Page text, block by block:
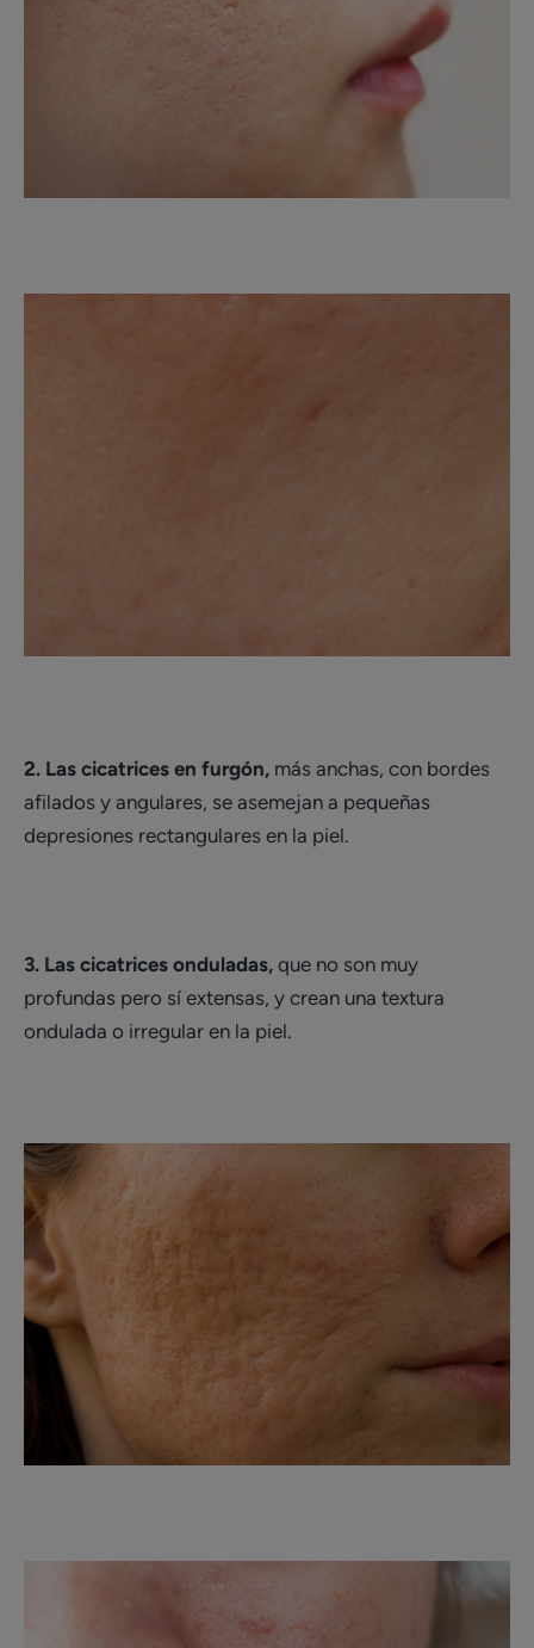
2. Las cicatrices en furgón, más anchas, con bordes
afilados y angulares, se asemejan a pequeñas
depresiones rectangulares en la piel.
3. Las cicatrices onduladas, que no son muy
profundas pero sí extensas, y crean una textura
ondulada o irregular en la piel.